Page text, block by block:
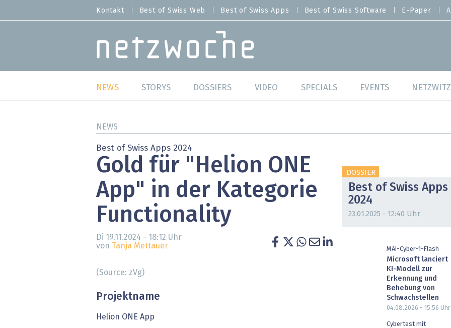
zum
MENU
Kontakt Best of Swiss Web Best of Swiss Apps Best of Swiss Software E-Paper
MAIN NAVIGATION
NEWS
Studien
Meinungen
Hands-on
» alle News
STORYS DOSSIERS
Best of Swiss Software
SAP S/4 Hana
Arbeitswelten
Gesundheit wird digital
VIDEO SPECIALS
Cybersecurity
IT for Gov
Cloud & Managed Services
IT for Health
Artificial Intelligence
Fintech & Insurtech
EVENTS
Best of Swiss
NEWS
Best of Swiss Apps 2024
Gold für "Helion ONE
App" in der Kategorie
Functionality
Di 19.11.2024 - 18:12 Uhr
von Tanja Mettauer
(Source: zVg)
Projektname
Helion ONE App
DOSSIER
Best of Swiss Apps
2024
23.01.2025 - 12:40 Uhr
MAI-Cyber-1-Flash
Microsoft lanciert
KI-Modell zur
Erkennung und
Behebung von
Schwachstellen
04.08.2026 - 15:56 Uhr
Cybertest mit